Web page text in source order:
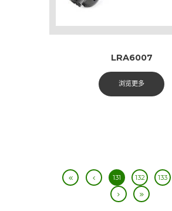
LRA6007
浏览更多
131 132 133